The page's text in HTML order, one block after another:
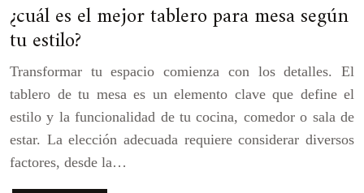
¿cuál es el mejor tablero para mesa según
tu estilo?
Transformar tu espacio comienza con los detalles. El
tablero de tu mesa es un elemento clave que define el
estilo y la funcionalidad de tu cocina, comedor o sala de
estar. La elección adecuada requiere considerar diversos
factores, desde la…